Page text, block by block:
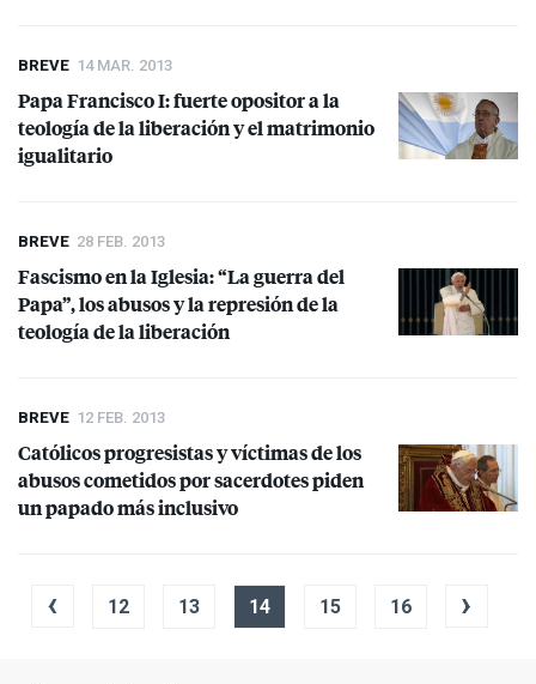
BREVE 14 MAR. 2013
Papa Francisco I: fuerte opositor a la
teología de la liberación y el matrimonio
igualitario
BREVE 28 FEB. 2013
Fascismo en la Iglesia: “La guerra del
Papa”, los abusos y la represión de la
teología de la liberación
BREVE 12 FEB. 2013
Católicos progresistas y víctimas de los
abusos cometidos por sacerdotes piden
un papado más inclusivo
‹ 12 13 14 15 16 ›